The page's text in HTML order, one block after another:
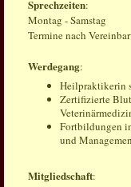
Sprechzeiten:
Montag - Samstag
Termine nach
Werdegang:
Heilpraktikerin
Zertifizierte
Fortbildungen
und
Mitgliedschaft: